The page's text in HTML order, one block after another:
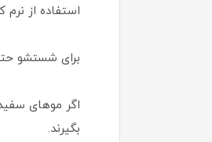
استفاده از
برای شستشو
اگر موهای
بگیرند.